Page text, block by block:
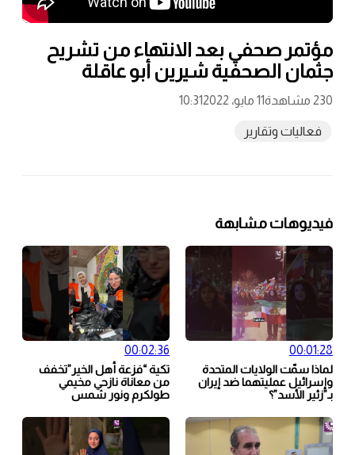
مؤتمر صحفي بعد الانتهاء من تشريح
جثمان الصحفية شيرين أبو عاقلة
230 مشاهدة 11 مايو، 2022 10:31
فعاليات وتقارير
فيديوهات مشابهة
00:01:28
لماذا سمّت الولايات المتحدة
وإسرائيل عمليتهما ضد إيران
بـ”زئير الأسد”؟
00:02:36
تكية “فزعة أهل الخير”تخفف
من معاناة نازحي مخيمي
طولكرم ونور شمس